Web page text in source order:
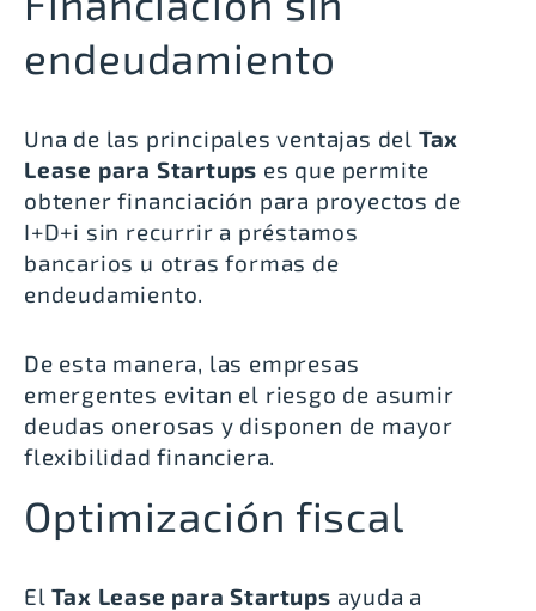
endeudamiento
Una de las principales ventajas del Tax
Lease para Startups es que permite
obtener financiación para proyectos de
I+D+i sin recurrir a préstamos
bancarios u otras formas de
endeudamiento.
De esta manera, las empresas
emergentes evitan el riesgo de asumir
deudas onerosas y disponen de mayor
flexibilidad financiera.
Optimización fiscal
ElTax Lease para Startups ayuda a